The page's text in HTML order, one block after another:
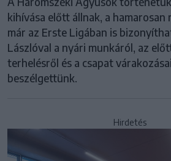
kihívása előtt állnak, a
már az Erste Ligában is
Lászlóval a nyári munkáról, az
terhelésről és a csapat
beszélgettünk.
Hirdetés